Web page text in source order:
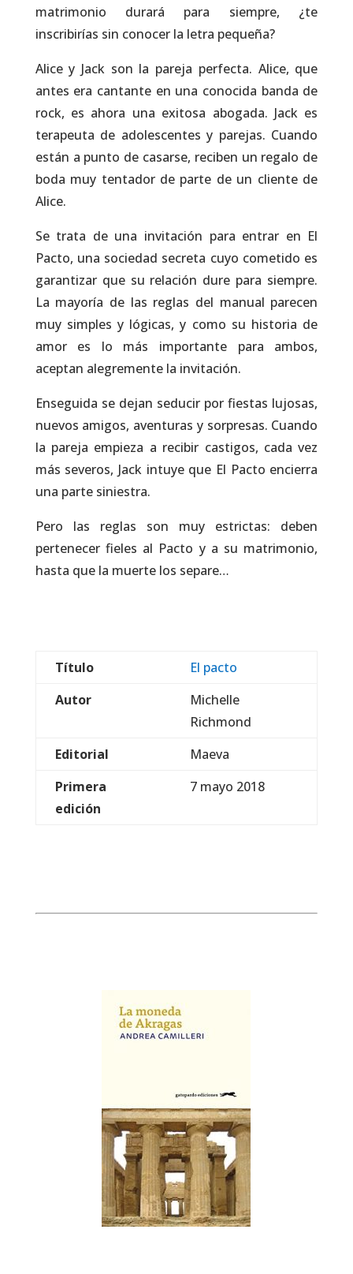
matrimonio durará para siempre, ¿te
inscribirías sin conocer la letra pequeña?
Alice y Jack son la pareja perfecta. Alice, que
antes era cantante en una conocida banda de
rock, es ahora una exitosa abogada. Jack es
terapeuta de adolescentes y parejas. Cuando
están a punto de casarse, reciben un regalo de
boda muy tentador de parte de un cliente de
Alice.
Se trata de una invitación para entrar en El
Pacto, una sociedad secreta cuyo cometido es
garantizar que su relación dure para siempre.
La mayoría de las reglas del manual parecen
muy simples y lógicas, y como su historia de
amor es lo más importante para ambos,
aceptan alegremente la invitación.
Enseguida se dejan seducir por fiestas lujosas,
nuevos amigos, aventuras y sorpresas. Cuando
la pareja empieza a recibir castigos, cada vez
más severos, Jack intuye que El Pacto encierra
una parte siniestra.
Pero las reglas son muy estrictas: deben
pertenecer fieles al Pacto y a su matrimonio,
hasta que la muerte los separe…
Título
El pacto
Autor
Michelle
Richmond
Editorial
Maeva
Primera
edición
7 mayo 2018